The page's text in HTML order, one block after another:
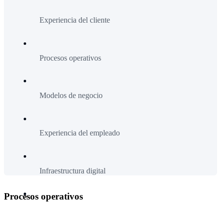
Experiencia del cliente
Procesos operativos
Modelos de negocio
Experiencia del empleado
Infraestructura digital
Procesos operativos